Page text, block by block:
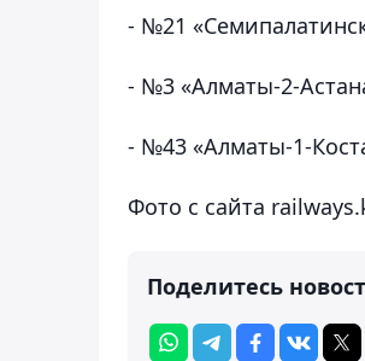
- №21
- №3 «Алматы-2-
- №43 «Алматы-1-
Фото с сайта
Поделитесь